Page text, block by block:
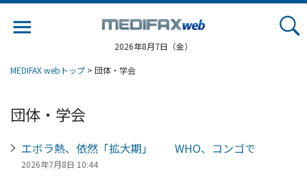
2026年8月7日（金）
MEDIFAX webトップ > 団体・学会
団体・学会
エボラ熱、依然「拡大期」 WHO、コンゴで
2026年7月8日 10:44